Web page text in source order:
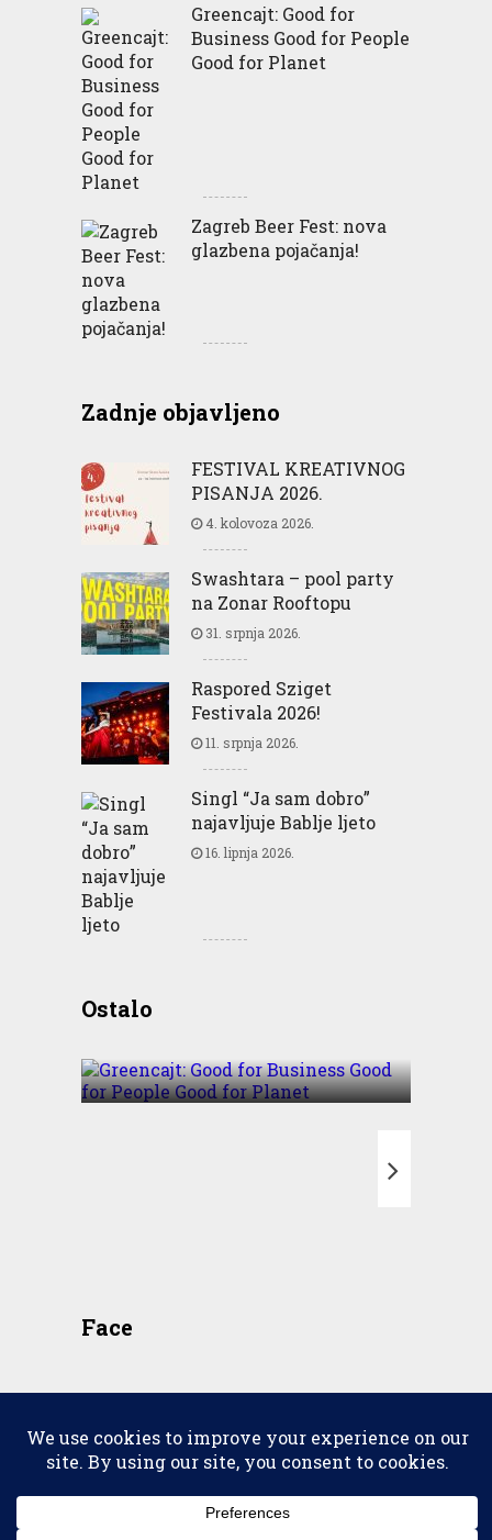
Greencajt: Good for
Business Good for People
Good for Planet
Zagreb Beer Fest: nova
glazbena pojačanja!
Zadnje objavljeno
FESTIVAL KREATIVNOG
PISANJA 2026.
4. kolovoza 2026.
Swashtara – pool party
na Zonar Rooftopu
31. srpnja 2026.
Raspored Sziget
Festivala 2026!
11. srpnja 2026.
Singl “Ja sam dobro”
najavljuje Bablje ljeto
16. lipnja 2026.
OstaloBusiness Good for People
Face